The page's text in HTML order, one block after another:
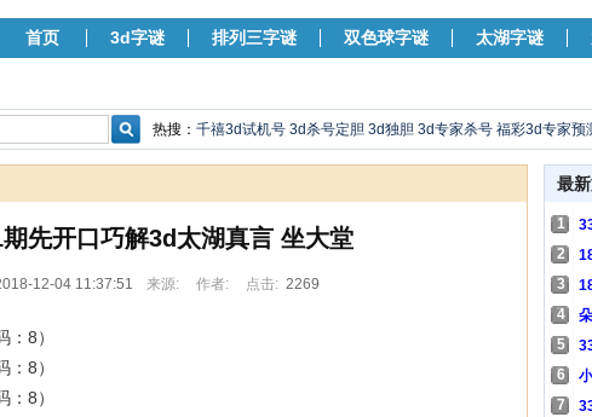
首页 3d字谜 排列三字谜 双色球字谜 太湖字谜
热搜： 千禧3d试机号 3d杀号定胆 3d独胆 3d专家杀号 福彩3d专家预
先开口巧解3d太湖真言 坐大堂
12-04 11:37:51 来源: 作者: 点击: 2269
8）
8）
8）
最
1
2
3
4
5
6
7